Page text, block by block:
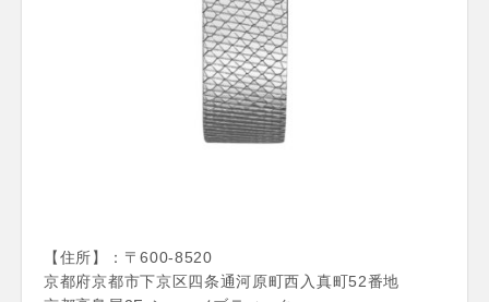
【住所】：〒600-8520
京都府京都市下京区四条通河原町西入真町52番地